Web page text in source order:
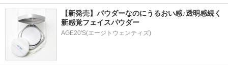
【新発売】パウダーなのにうるおい感♪透明感続く
新感覚フェイスパウダー
AGE20'S(エージトウェンティズ)